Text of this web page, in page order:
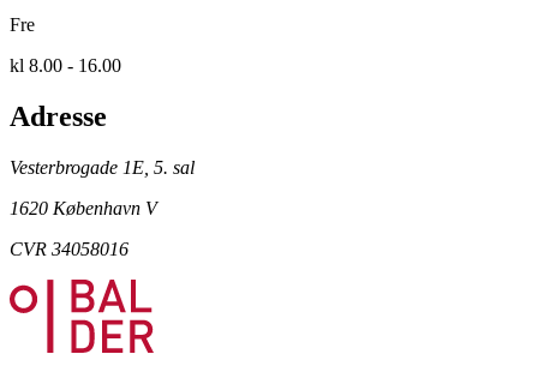
Fre
kl 8.00 - 16.00
Adresse
Vesterbrogade 1E, 5. sal
1620 København V
CVR 34058016